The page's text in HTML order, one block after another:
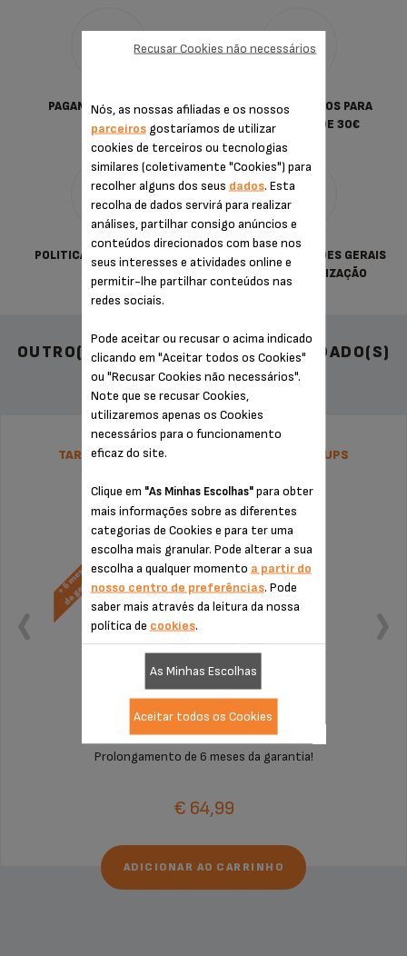
PAGAMENTO SEGURO
PORTES GRATUITOS PARA
COMPRAS DESDE 30€
POLITICA DE PRIVACIDADE
TERMOS & CONDIÇÕES GERAIS
DE VENDA E UTILIZAÇÃO
OUTRO(S) ACESSÓRIO(S) RECOMENDADO(S)
TARIFA PLANA DE REPARAÇÃO EXPRESSO KRUPS
Sem orçamento nem surpresas
Prolongamento de 6 meses da garantia!
€ 64,99
ADICIONAR AO CARRINHO
Nós, as nossas afiliadas e os nossos
parceirosgostaríamos de utilizar
cookies de terceiros ou tecnologias
similares (coletivamente "Cookies") para
recolher alguns dos seus dados. Esta
recolha de dados servirá para realizar
análises, partilhar consigo anúncios e
conteúdos direcionados com base nos
seus interesses e atividades online e
permitir-lhe partilhar conteúdos nas
redes sociais.
Pode aceitar ou recusar o acima indicado
clicando em "Aceitar todos os Cookies"
ou "Recusar Cookies não necessários".
Note que se recusar Cookies,
utilizaremos apenas os Cookies
necessários para o funcionamento
eficaz do site.
Clique em "As Minhas Escolhas"para obter
mais informações sobre as diferentes
categorias de Cookies e para ter uma
escolha mais granular. Pode alterar a sua
escolha a qualquer momento a partir do
nosso centro de preferências. Pode
saber mais através da leitura da nossa
política de cookies.
Recusar Cookies não necessários
As Minhas Escolhas
Aceitar todos os Cookies